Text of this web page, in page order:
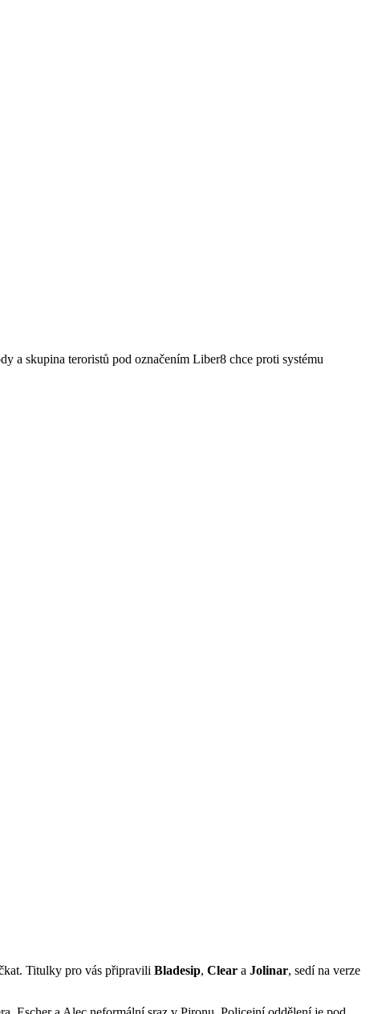
a skupina teroristů pod označením Liber8 chce proti systému
Titulky pro vás připravili Bladesip, Clear a Jolinar, sedí na verze